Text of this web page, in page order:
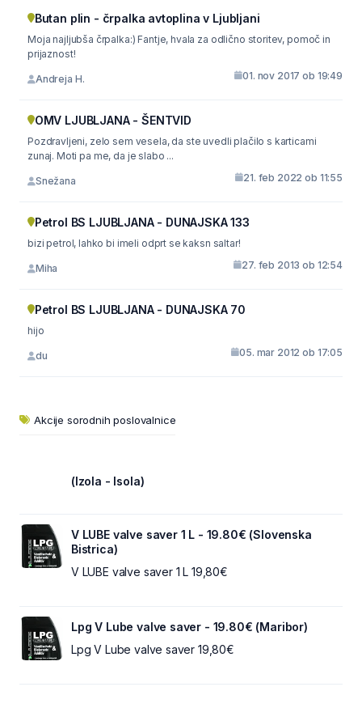
Butan plin - črpalka avtoplina v Ljubljani
Moja najljubša črpalka:) Fantje, hvala za odlično storitev, pomoč in
prijaznost!
Andreja H. 01. nov 2017 ob 19:49
OMV LJUBLJANA - ŠENTVID
Pozdravljeni, zelo sem vesela, da ste uvedli plačilo s karticami
zunaj. Moti pa me, da je slabo ...
Snežana 21. feb 2022 ob 11:55
Petrol BS LJUBLJANA - DUNAJSKA 133
bizi petrol, lahko bi imeli odprt se kaksn saltar!
Miha 27. feb 2013 ob 12:54
Petrol BS LJUBLJANA - DUNAJSKA 70
hijo
du 05. mar 2012 ob 17:05
Akcije sorodnih poslovalnice
(Izola - Isola)
V LUBE valve saver 1 L - 19.80€ (Slovenska
Bistrica)
V LUBE valve saver 1 L 19,80€
Lpg V Lube valve saver - 19.80€ (Maribor)
Lpg V Lube valve saver 19,80€